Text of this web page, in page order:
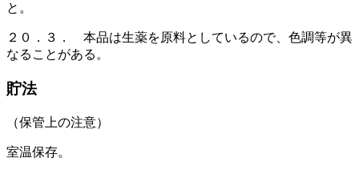
と。
２０．３． 本品は生薬を原料としているので、色調等が異
なることがある。
貯法
（保管上の注意）
室温保存。